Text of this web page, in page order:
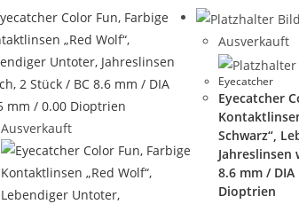
Ausverkauft
Ausverkauft
Eyecatcher
Eyecatcher
Schwarz“,
Jahreslinsen
8.6 mm /
Dioptrien